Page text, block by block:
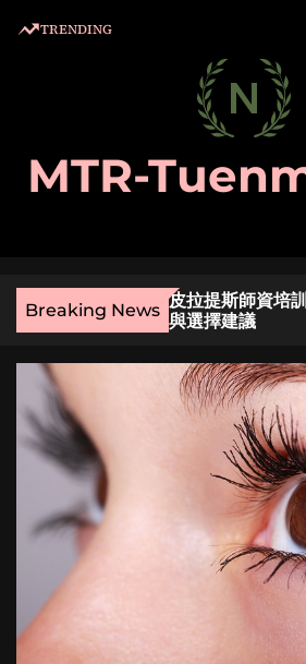
TRENDING
MTR-
Breaking News
選？實用指南與貼
皮拉提斯師資培
與選擇建議